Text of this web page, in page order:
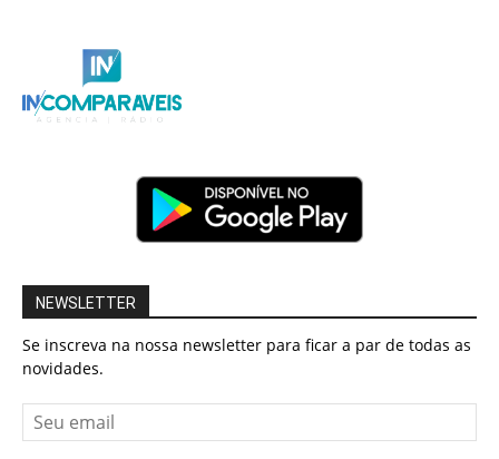
NEWSLETTER
Se inscreva na nossa newsletter para ficar a par de todas as
novidades.